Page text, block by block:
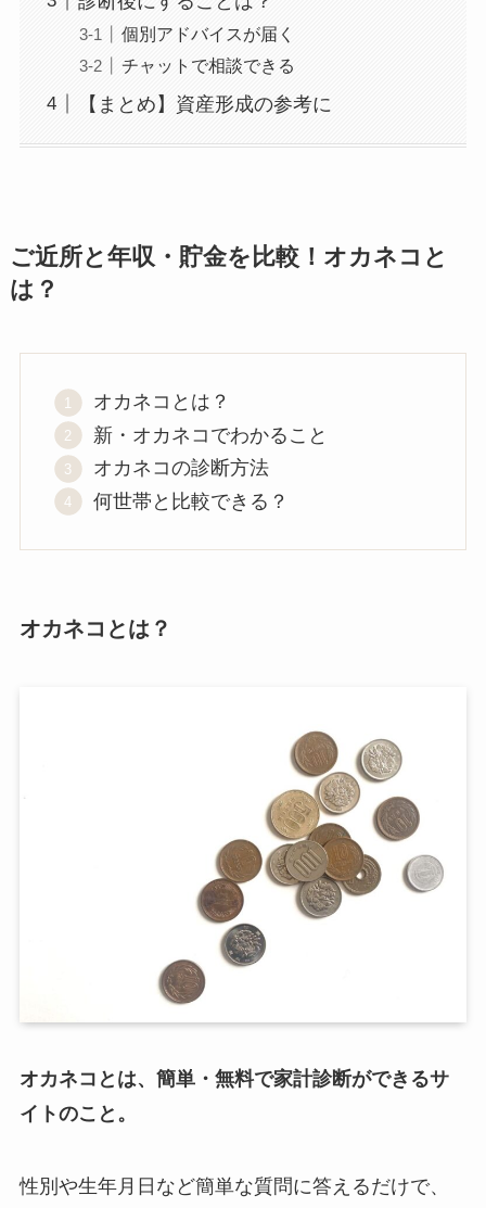
個別アドバイスが届く
チャットで相談できる
【まとめ】資産形成の参考に
ご近所と年収・貯金を比較！オカネコと
は？
オカネコとは？
新・オカネコでわかること
オカネコの診断方法
何世帯と比較できる？
オカネコとは？
オカネコとは、簡単・無料で家計診断ができるサ
イトのこと。
性別や生年月日など簡単な質問に答えるだけで、